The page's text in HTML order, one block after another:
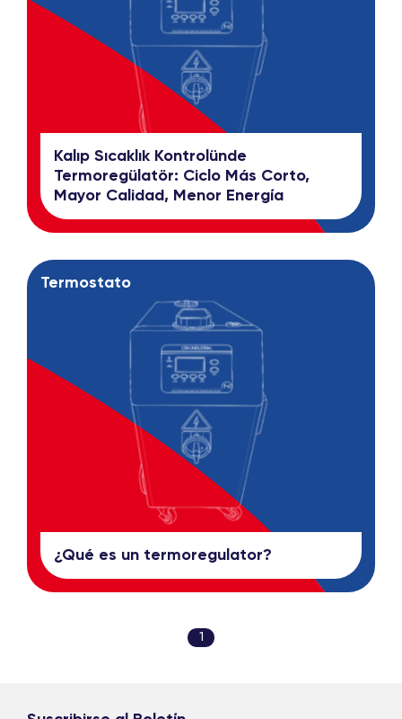
Kalıp Sıcaklık Kontrolünde
Termoregülatör: Ciclo Más Corto,
Mayor Calidad, Menor Energía
Termostato
¿Qué es un termoregulator?
1